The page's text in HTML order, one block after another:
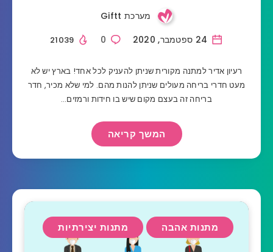
מערכת Giftt
0
רעיון אדיר למתנה מקורית שניתן להעניק לכל אחד! בארץ יש לא
מעט חדרי בריחה מעולים שניתן להנות מהם. למי שלא מכיר, חדר
בריחה זה בעצם מקום שיש בו חידות ורמזים…
המשך קריאה
מתנות אהבה מתנות יצירתיות